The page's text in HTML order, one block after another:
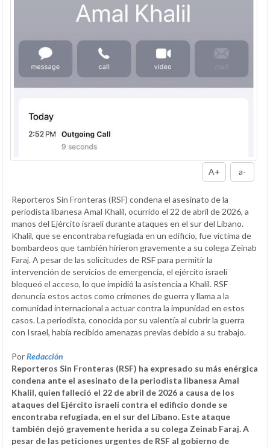
A+ a-
Reporteros Sin Fronteras (RSF) condena el asesinato de la
periodista libanesa Amal Khalil, ocurrido el 22 de abril de 2026, a
manos del Ejército israelí durante ataques en el sur del Líbano.
Khalil, que se encontraba refugiada en un edificio, fue víctima de
bombardeos que también hirieron gravemente a su colega Zeinab
Faraj. A pesar de las solicitudes de RSF para permitir la
intervención de servicios de emergencia, el ejército israelí
bloqueó el acceso, lo que impidió la asistencia a Khalil. RSF
denuncia estos actos como crímenes de guerra y llama a la
comunidad internacional a actuar contra la impunidad en estos
casos. La periodista, conocida por su valentía al cubrir la guerra
con Israel, había recibido amenazas previas debido a su trabajo.
PorRedacción
Reporteros Sin Fronteras (RSF) ha expresado su más enérgica
condena ante el asesinato de la periodista libanesa Amal
Khalil, quien falleció el 22 de abril de 2026 a causa de los
ataques del Ejército israelí contra el edificio donde se
encontraba refugiada, en el sur del Líbano. Este ataque
también dejó gravemente herida a su colega Zeinab Faraj. A
pesar de las peticiones urgentes de RSF al gobierno de